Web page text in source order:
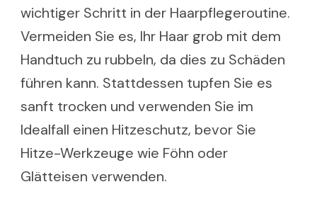
wichtiger Schritt in der Haarpflegeroutine.
Vermeiden Sie es, Ihr Haar grob mit dem
Handtuch zu rubbeln, da dies zu Schäden
führen kann. Stattdessen tupfen Sie es
sanft trocken und verwenden Sie im
Idealfall einen Hitzeschutz, bevor Sie
Hitze-Werkzeuge wie Föhn oder
Glätteisen verwenden.